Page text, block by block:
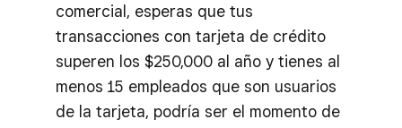
comercial, esperas que tus
transacciones con tarjeta de crédito
superen los $250,000 al año y tienes al
menos 15 empleados que son usuarios
de la tarjeta, podría ser el momento de